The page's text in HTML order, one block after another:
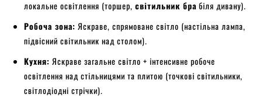
локальне освітлення (торшер, світильник бра біля дивану).
Робоча зона: Яскраве, спрямоване світло (настільна лампа,
підвісний світильник над столом).
Кухня: Яскраве загальне світло + інтенсивне робоче
освітлення над стільницями та плитою (точкові світильники,
світлодіодні стрічки).